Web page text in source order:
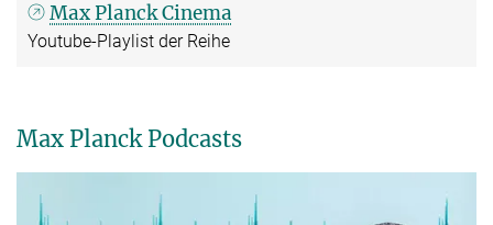
Max Planck Cinema
Youtube-Playlist der Reihe
Max Planck Podcasts